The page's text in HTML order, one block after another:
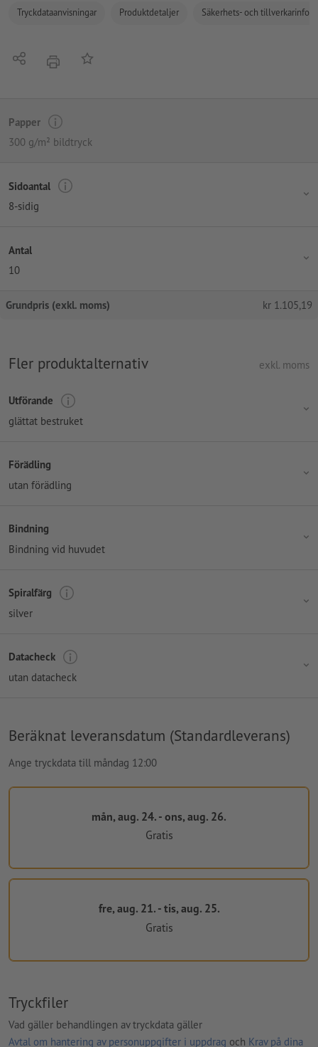
Tryckdataanvisningar Produktdetaljer Säkerhets- och
Dela erbjudandePå anteckningslistan
Papper
300 g/m² bildtryck
Sidoantal
8-sidig
Antal
10
Grundpris (exkl. moms) kr 1.105,19
Fler produktalternativ exkl. moms
Utförande
glättat bestruket
Förädling
utan förädling
Bindning
Bindning vid huvudet
Spiralfärg
silver
Datacheck
utan datacheck
Beräknat leveransdatum (Standardleverans)
Ange tryckdata till måndag 12:00
mån, aug. 24. - ons, aug. 26.
Gratis
fre, aug. 21. - tis, aug. 25.
Gratis
Tryckfiler
Vad gäller behandlingen av tryckdata gäller
Avtal om hantering av personuppgifter i uppdrag och Krav på dina